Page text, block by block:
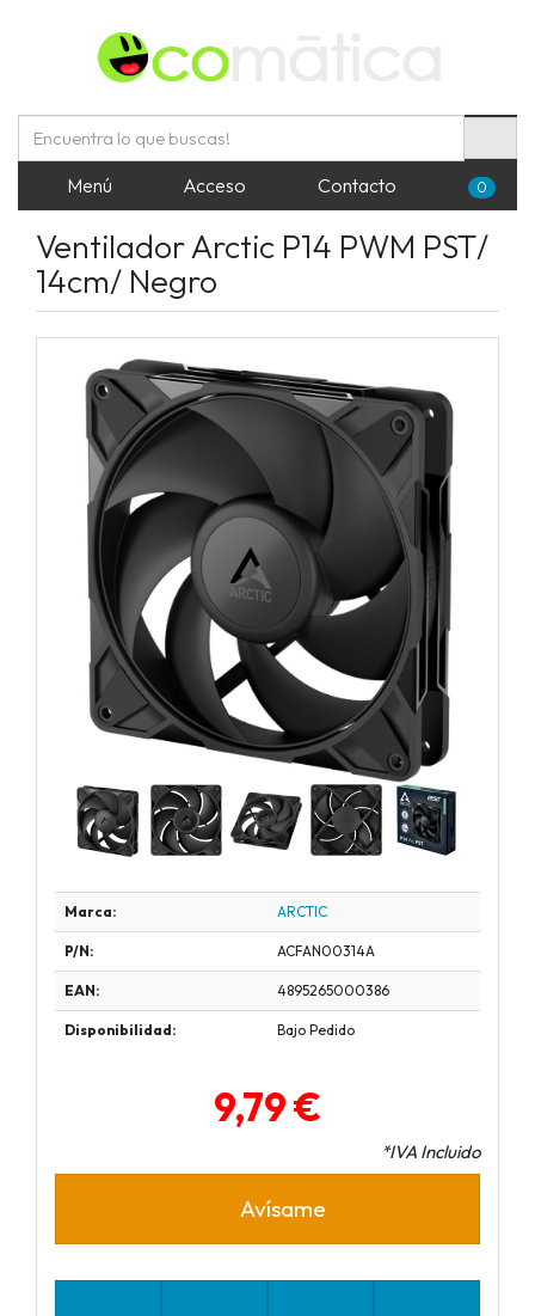
Menú Acceso Contacto 0
Ventilador Arctic P14 PWM PST/
14cm/ Negro
Marca: ARCTIC
P/N: ACFAN00314A
EAN: 4895265000386
Disponibilidad: Bajo Pedido
9,79 €
*IVA Incluido
Avísame